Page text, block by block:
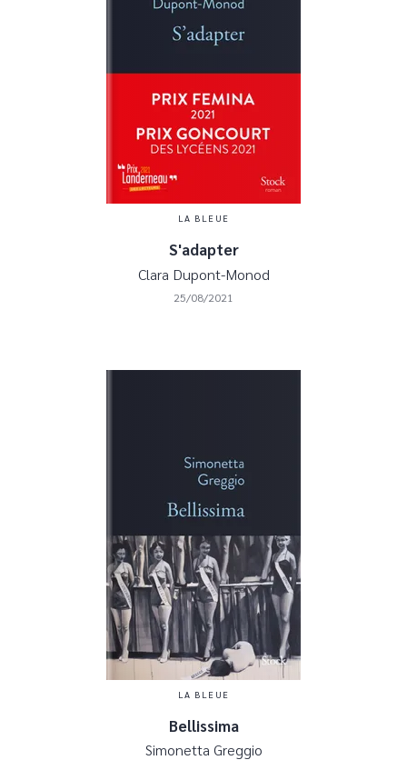
LA BLEUE
S'adapter
Clara Dupont-Monod
25/08/2021
LA BLEUE
Bellissima
Simonetta Greggio